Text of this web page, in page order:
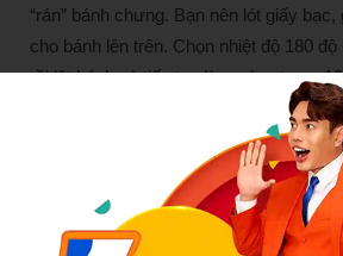
“rán” bánh chưng. Bạn nên lót giấy
cho bánh lên trên. Chọn nhiệt độ 180
rồi lật bánh và tiếp tục làm nóng trong
nhiệt độ của từng loại nồi chiên không
chỉnh thời gian và mức nhiệt phù hợp để
cháy. Phết thêm một lớp dầu mỏng lên
bánh rồi mới làm nóng sẽ giúp bánh